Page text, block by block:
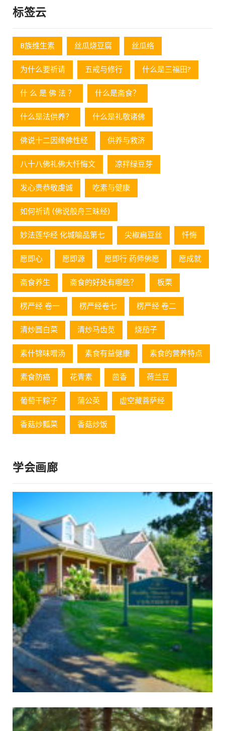
标签云
B族维生素 丝瓜烧豆腐 丝瓜络
为什么要祈请 五戒与修行 什么是三福田?
什 么 是 佛 法 ？ 什么是斋食？
什么是法供养？ 什么是礼敬诸佛
佛说十二因缘佛性经 供养与救济
八十八佛礼佛大忏悔文 凉拌绿豆芽
发心贵恭敬虔诚 吃素与健康
如何祈请 (佛说般舟三昧经)
妙法莲华经 化城喻品第七 尖椒扁豆丝 忏悔
愿即心 愿即源 愿即行 药师佛愿 愿成就
斋食养生 斋食的好处有哪些？ 板栗
楞严经 卷一 楞严经卷七 楞严经 卷二
清炒圆白菜 清炒马齿苋 烧茄子
素什锦味噌汤 素食有益健康 素食的营养特点
素食防癌 花青素 茴香 荷兰豆
葡萄⼲粽⼦ 蒲公英 虚空藏菩萨经
香菇炒瓢菜 香菇炒饭
学会画廊